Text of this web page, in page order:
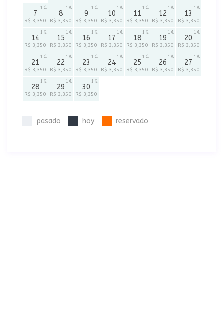
7
R$ 3,350
1
8
R$ 3,350
1
9
R$ 3,350
1
10
R$ 3,350
1
11
R$ 3,350
1
12
R$ 3,350
1
13
R$ 3,350
1
14
R$ 3,350
1
15
R$ 3,350
1
16
R$ 3,350
1
17
R$ 3,350
1
18
R$ 3,350
1
19
R$ 3,350
1
20
R$ 3,350
1
21
R$ 3,350
1
22
R$ 3,350
1
23
R$ 3,350
1
24
R$ 3,350
1
25
R$ 3,350
1
26
R$ 3,350
1
27
R$ 3,350
1
28
R$ 3,350
1
29
R$ 3,350
1
30
R$ 3,350
1
pasado hoy reservado